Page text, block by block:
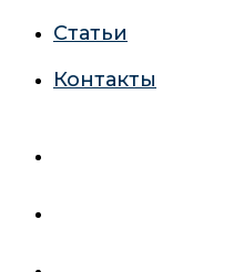
Статьи
Контакты